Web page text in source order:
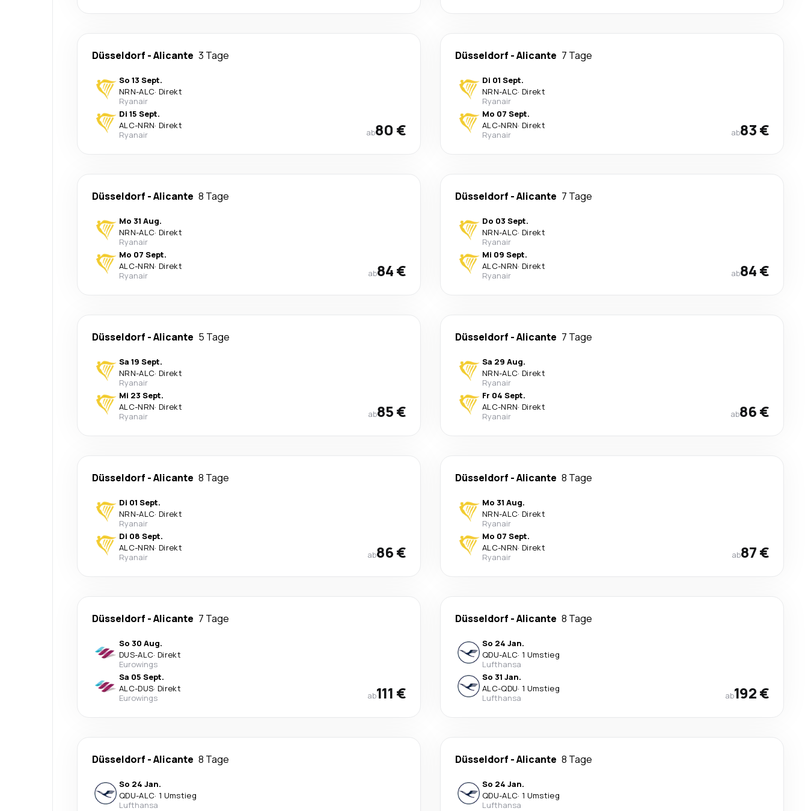
Düsseldorf -Alicante 3 Tage
So 13 Sept.
NRN-ALC· Direkt
Ryanair
Di 15 Sept.
ALC-NRN· Direkt
Ryanair
ab80 €
Düsseldorf -Alicante 7 Tage
Di 01 Sept.
NRN-ALC· Direkt
Ryanair
Mo 07 Sept.
ALC-NRN· Direkt
Ryanair
ab83 €
Düsseldorf -Alicante 8 Tage
Mo 31 Aug.
NRN-ALC· Direkt
Ryanair
Mo 07 Sept.
ALC-NRN· Direkt
Ryanair
ab84 €
Düsseldorf -Alicante 7 Tage
Do 03 Sept.
NRN-ALC· Direkt
Ryanair
Mi 09 Sept.
ALC-NRN· Direkt
Ryanair
ab84 €
Düsseldorf -Alicante 5 Tage
Sa 19 Sept.
NRN-ALC· Direkt
Ryanair
Mi 23 Sept.
ALC-NRN· Direkt
Ryanair
ab85 €
Düsseldorf -Alicante 7 Tage
Sa 29 Aug.
NRN-ALC· Direkt
Ryanair
Fr 04 Sept.
ALC-NRN· Direkt
Ryanair
ab86 €
Düsseldorf -Alicante 8 Tage
Di 01 Sept.
NRN-ALC· Direkt
Ryanair
Di 08 Sept.
ALC-NRN· Direkt
Ryanair
ab86 €
Düsseldorf -Alicante 8 Tage
Mo 31 Aug.
NRN-ALC· Direkt
Ryanair
Mo 07 Sept.
ALC-NRN· Direkt
Ryanair
ab87 €
Düsseldorf -Alicante 7 Tage
So 30 Aug.
DUS-ALC· Direkt
Eurowings
Sa 05 Sept.
ALC-DUS· Direkt
Eurowings
ab111 €
Düsseldorf -Alicante 8 Tage
So 24 Jan.
QDU-ALC· 1 Umstieg
Lufthansa
So 31 Jan.
ALC-QDU· 1 Umstieg
Lufthansa
ab192 €
Düsseldorf -Alicante 8 Tage
So 24 Jan.
QDU-ALC· 1 Umstieg
Lufthansa
Düsseldorf -Alicante 8 Tage
So 24 Jan.
QDU-ALC· 1 Umstieg
Lufthansa